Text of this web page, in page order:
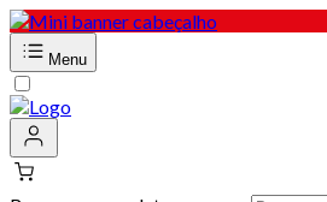
Menu